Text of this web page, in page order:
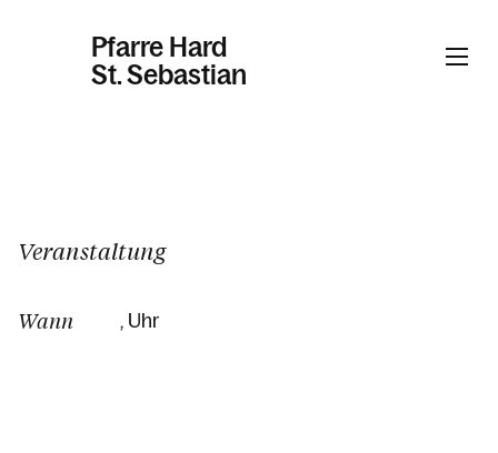
Pfarre Hard
St. Sebastian
Kalender
Personen
Veranstaltung
Wann , Uhr